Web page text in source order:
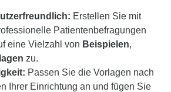
Erstellen Sie mit
Patientenbefragungen
eine Vielzahl von Beispielen,
zu.
Passen Sie die Vorlagen nach
Ihrer Einrichtung an und fügen Sie